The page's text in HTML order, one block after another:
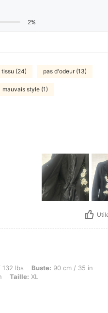
2%
tissu (24) pas d'odeur (13)
mauvais style (1)
90 cm / 35 in, Taille: 85 cm / 33 in,
132 lbs Buste: 90 cm / 35 in
Taille: XL